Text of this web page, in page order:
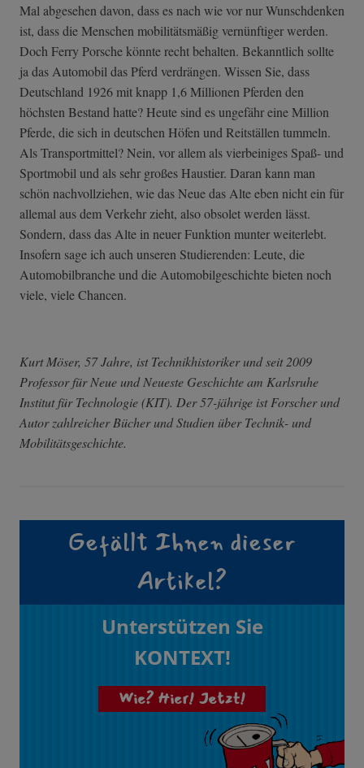
Mal abgesehen davon, dass es nach wie vor nur Wunschdenken
ist, dass die Menschen mobilitätsmäßig vernünftiger werden.
Doch Ferry Porsche könnte recht behalten. Bekanntlich sollte
ja das Automobil das Pferd verdrängen. Wissen Sie, dass
Deutschland 1926 mit knapp 1,6 Millionen Pferden den
höchsten Bestand hatte? Heute sind es ungefähr eine Million
Pferde, die sich in deutschen Höfen und Reitställen tummeln.
Als Transportmittel? Nein, vor allem als vierbeiniges Spaß- und
Sportmobil und als sehr großes Haustier. Daran kann man
schön nachvollziehen, wie das Neue das Alte eben nicht ein für
allemal aus dem Verkehr zieht, also obsolet werden lässt.
Sondern, dass das Alte in neuer Funktion munter weiterlebt.
Insofern sage ich auch unseren Studierenden: Leute, die
Automobilbranche und die Automobilgeschichte bieten noch
viele, viele Chancen.
Kurt Möser, 57 Jahre, ist Technikhistoriker und seit 2009
Professor für Neue und Neueste Geschichte am Karlsruhe
Institut für Technologie (KIT). Der 57-jährige ist Forscher und
Autor zahlreicher Bücher und Studien über Technik- und
Mobilitätsgeschichte.
Gefällt Ihnen dieser
Artikel?
Unterstützen Sie
KONTEXT!
Wie? Hier! Jetzt!